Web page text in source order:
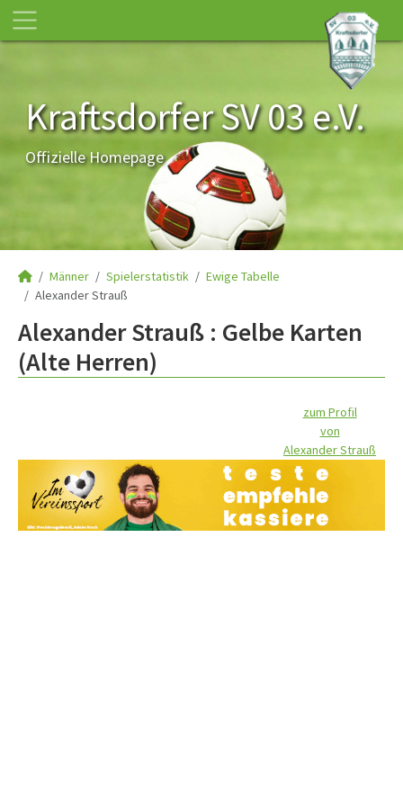
Kraftsdorfer SV 03 e.V.
Offizielle Homepage
Männer Spielerstatistik
Ewige Tabelle
Alexander Strauß
Alexander Strauß : Gelbe Karten
(Alte Herren)
zum Profil
von
Alexander Strauß